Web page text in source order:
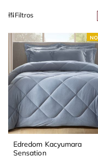
Filtros
Edredom Kacyumara
Sensation